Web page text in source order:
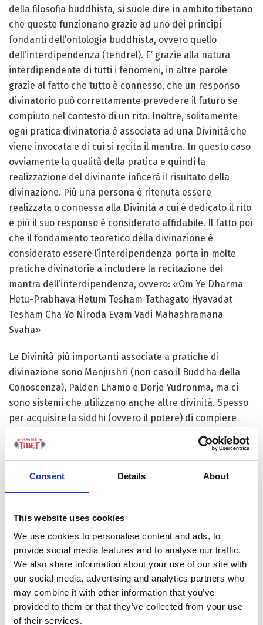
Consent Details About
This website uses cookies
We use cookies to personalise content and ads, to
provide social media features and to analyse our traffic.
We also share information about your use of our site with
our social media, advertising and analytics partners who
may combine it with other information that you’ve
provided to them or that they’ve collected from your use
of their services.
della filosofia buddhista, si suole dire in ambito tibetano
che queste funzionano grazie ad uno dei principi
fondanti dell’ontologia buddhista, ovvero quello
dell’interdipendenza (tendrel). E’ grazie alla natura
interdipendente di tutti i fenomeni, in altre parole
grazie al fatto che tutto è connesso, che un responso
divinatorio può correttamente prevedere il futuro se
compiuto nel contesto di un rito. Inoltre, solitamente
ogni pratica divinatoria è associata ad una Divinità che
viene invocata e di cui si recita il mantra. In questo caso
ovviamente la qualità della pratica e quindi la
realizzazione del divinante inficerà il risultato della
divinazione. Più una persona è ritenuta essere
realizzata o connessa alla Divinità a cui è dedicato il rito
e più il suo responso è considerato affidabile. Il fatto poi
che il fondamento teoretico della divinazione è
considerato essere l’interdipendenza porta in molte
pratiche divinatorie a includere la recitazione del
mantra dell’interdipendenza, ovvero: «Om Ye Dharma
Hetu-Prabhava Hetum Tesham Tathagato Hyavadat
Tesham Cha Yo Niroda Evam Vadi Mahashramana
Svaha»
Le Divinità più importanti associate a pratiche di
divinazione sono Manjushri (non caso il Buddha della
Conoscenza), Palden Lhamo e Dorje Yudronma, ma ci
sono sistemi che utilizzano anche altre divinità. Spesso
per acquisire la siddhi (ovvero il potere) di compiere
correttamente la divinazione si pratica l’accumulazione
del mantra della Divinità relativa: solitamente si recita il
mantra per almeno un milione di volte, spesso durante
un ritiro.
riconoscere la reincarnazione dei Lama più importanti
(ovvero i tulku). In questo caso il metodo considerato
essere più affidabile è quello in cui si scrivono i nomi dei
potenziali candidati in piccoli pezzi di carta e questi si
mettono dentro un impasto a forma sferica. Dopo di che
si collocano queste sfere dentro un’urna, solitamente
davanti ad un oggetto sacro come un reliquiario o una